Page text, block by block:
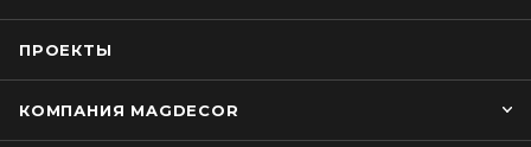
ПРОЕКТЫ
КОМПАНИЯ MAGDECOR